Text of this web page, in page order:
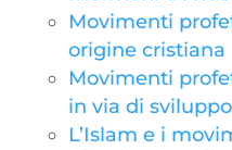
Movimenti
origine cristiana
Movimenti
in via di sviluppo
L’Islam e i